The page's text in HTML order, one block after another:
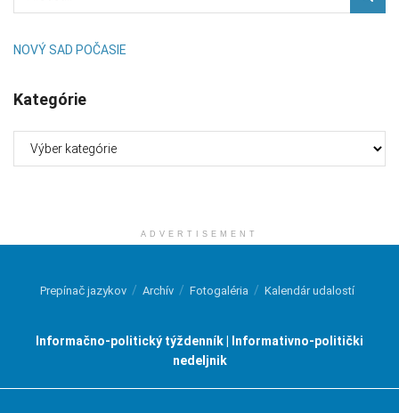
NOVÝ SAD POČASIE
Kategórie
ADVERTISEMENT
Prepínač jazykov Archív Fotogaléria Kalendár udalostí
Informačno-politický týždenník | Informativno-politički
nedeljnik